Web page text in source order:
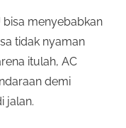
bisa menyebabkan
tidak nyaman
itulah, AC
demi
jalan.